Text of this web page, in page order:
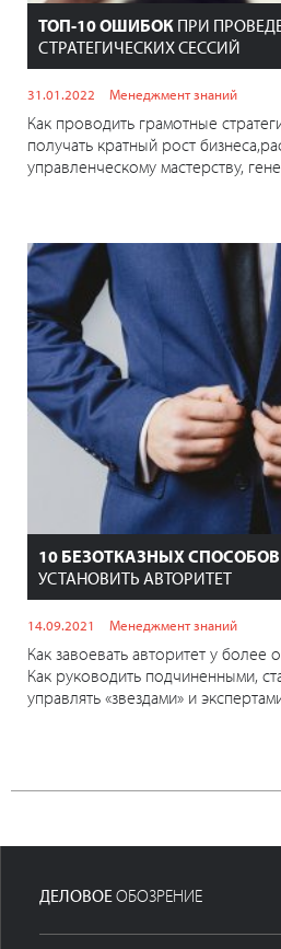
ТОП-10 ОШИБОК ПРИ
СТРАТЕГИЧЕСКИХ СЕССИЙ
31.01.2022 Менеджмент знаний
Как проводить грамотные
получать кратный рост
управленческому мастерству,
10 БЕЗОТКАЗНЫХ СПОСОБОВ
УСТАНОВИТЬ АВТОРИТЕТ
14.09.2021 Менеджмент знаний
Как завоевать авторитет у более
Как руководить подчиненными,
управлять «звездами» и
ДЕЛОВОЕ ОБОЗРЕНИЕ